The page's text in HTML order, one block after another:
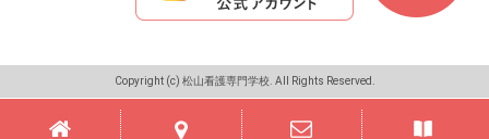
Copyright (c) 松山看護専門学校. All Rights Reserved.